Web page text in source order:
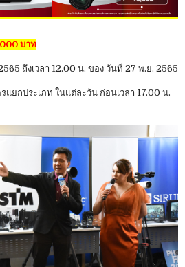
บาท
ถึงเวลา 12.00 น. ของ วันที่ 27 พ.ย. 2565
ยกประเภท ในแต่ละวัน ก่อนเวลา 17.00 น.